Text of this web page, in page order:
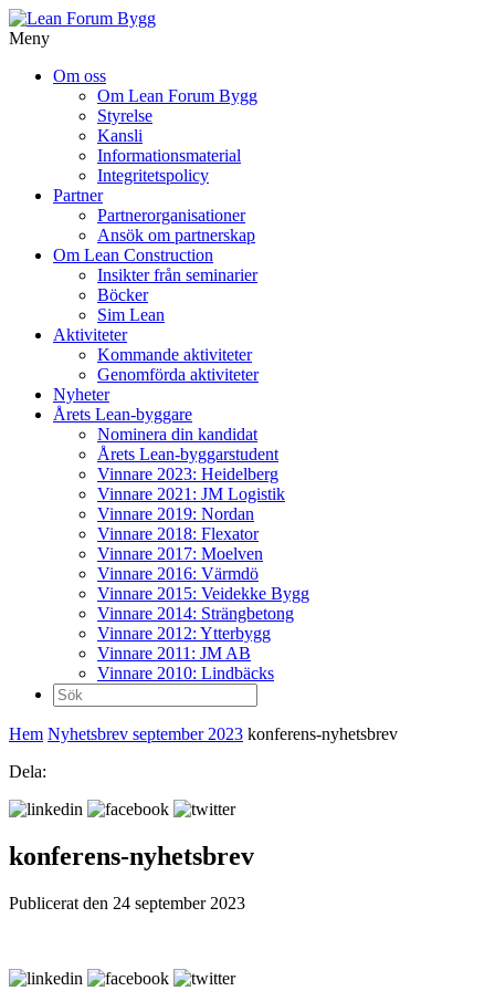
Meny
Om oss
Om Lean Forum Bygg
Styrelse
Kansli
Informationsmaterial
Integritetspolicy
Partner
Partnerorganisationer
Ansök om partnerskap
Om Lean Construction
Insikter från seminarier
Böcker
Sim Lean
Aktiviteter
Kommande aktiviteter
Genomförda aktiviteter
Nyheter
Årets Lean-byggare
Nominera din kandidat
Årets Lean-byggarstudent
Vinnare 2023: Heidelberg
Vinnare 2021: JM Logistik
Vinnare 2019: Nordan
Vinnare 2018: Flexator
Vinnare 2017: Moelven
Vinnare 2016: Värmdö
Vinnare 2015: Veidekke Bygg
Vinnare 2014: Strängbetong
Vinnare 2012: Ytterbygg
Vinnare 2011: JM AB
Vinnare 2010: Lindbäcks
Sök
efter:
Hem Nyhetsbrev september 2023 konferens-nyhetsbrev
Dela:
konferens-nyhetsbrev
Publicerat den 24 september 2023